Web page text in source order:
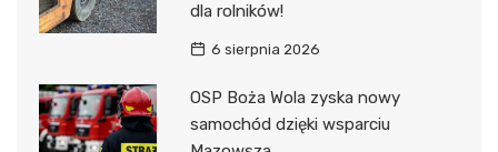
dla rolników!
6 sierpnia 2026
OSP Boża Wola zyska nowy
samochód dzięki wsparciu